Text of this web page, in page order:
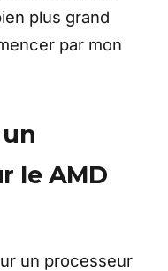
plus grand
par mon
le AMD
un processeur